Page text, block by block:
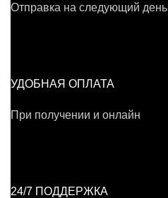
Отправка на следующий день
УДОБНАЯ ОПЛАТА
При получении и онлайн
24/7 ПОДДЕРЖКА